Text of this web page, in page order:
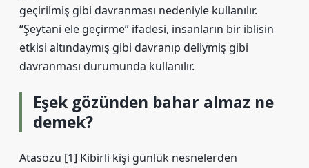
geçirilmiş gibi davranması nedeniyle kullanılır.
“Şeytani ele geçirme” ifadesi, insanların bir iblisin
etkisi altındaymış gibi davranıp deliymiş gibi
davranması durumunda kullanılır.
Eşek gözünden bahar almaz ne
demek?
Atasözü [1] Kibirli kişi günlük nesnelerden